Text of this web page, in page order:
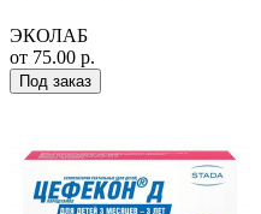
ЭКОЛАБ
от 75.00 р.
Под заказ